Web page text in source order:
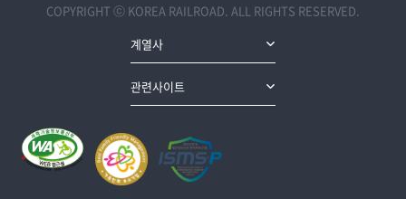
COPYRIGHT ⓒ KOREA RAILROAD. ALL RIGHTS RESERVED.
계열사
관련사이트